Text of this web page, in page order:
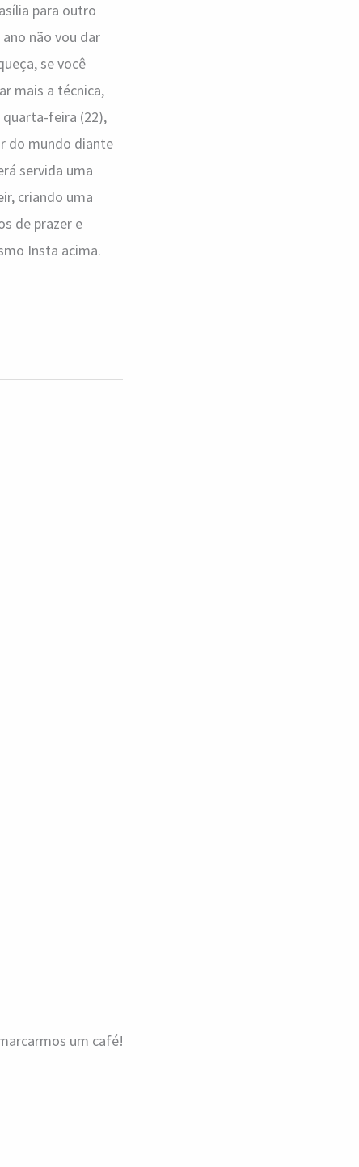
para outro
não vou dar
se você
mais a técnica,
quarta-feira (22),
do mundo diante
servida uma
criando uma
de prazer e
Insta acima.
um café!